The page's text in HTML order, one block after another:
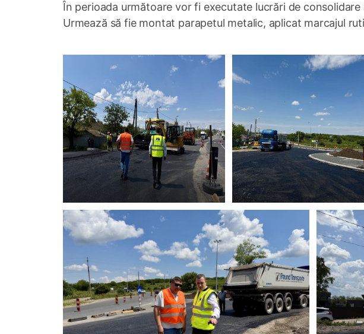
În perioada următoare vor fi executate lucrări de
Urmează să fie montat parapetul metalic, aplicat marcajul